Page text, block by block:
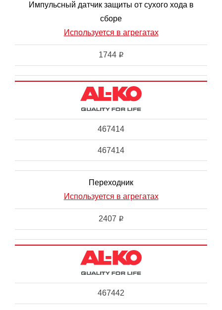
Импульсный датчик защиты от сухого хода в
сборе
Используется в агрегатах
1744 i
467414
467414
Переходник
Используется в агрегатах
2407 i
467442